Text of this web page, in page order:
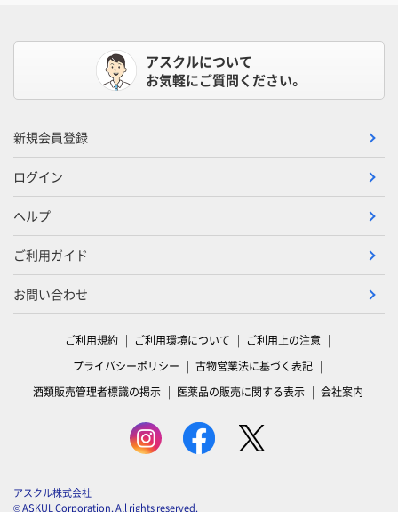
アスクルについて
お気軽にご質問ください。
新規会員登録
ログイン
ヘルプ
ご利用ガイド
お問い合わせ
ご利用規約 ご利用環境について
ご利用上の注意
プライバシーポリシー
古物営業法に基づく表記
酒類販売管理者標識の掲示
医薬品の販売に関する表示 会社案内
アスクル株式会社
© ASKUL Corporation. All rights reserved.